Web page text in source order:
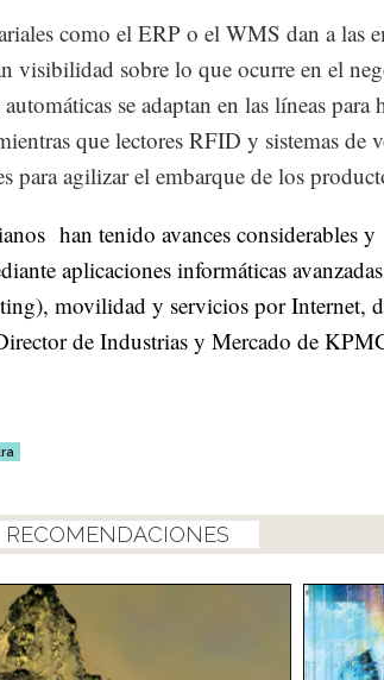
como el ERP o el WMS dan a las
visibilidad sobre lo que ocurre en el
se adaptan en las líneas para
que lectores RFID y sistemas de
para agilizar el embarque de los
han tenido avances considerables y
aplicaciones informáticas
movilidad y servicios por Internet,
de Industrias y Mercado de
RECOMENDACIONES